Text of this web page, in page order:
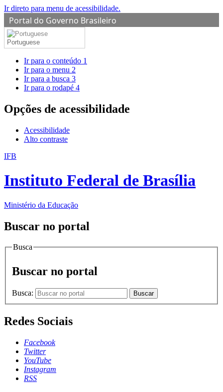
Ir direto para menu de acessibilidade.
Portal do Governo Brasileiro
Portuguese
Ir para o conteúdo 1
Ir para o menu 2
Ir para a busca 3
Ir para o rodapé 4
Opções de acessibilidade
Acessibilidade
Alto contraste
IFB
Instituto Federal de Brasília
Ministério da Educação
Buscar no portal
Busca
Buscar no portal
Busca: Buscar
Redes Sociais
Facebook
Twitter
YouTube
Instagram
RSS